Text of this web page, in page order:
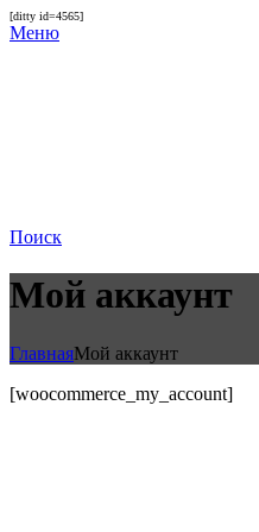
[ditty id=4565]
Меню
Поиск
Мой аккаунт
ГлавнаяМой аккаунт
[woocommerce_my_account]